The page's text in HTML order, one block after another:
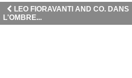
LEO FIORAVANTI AND CO. DANS
L'OMBRE...